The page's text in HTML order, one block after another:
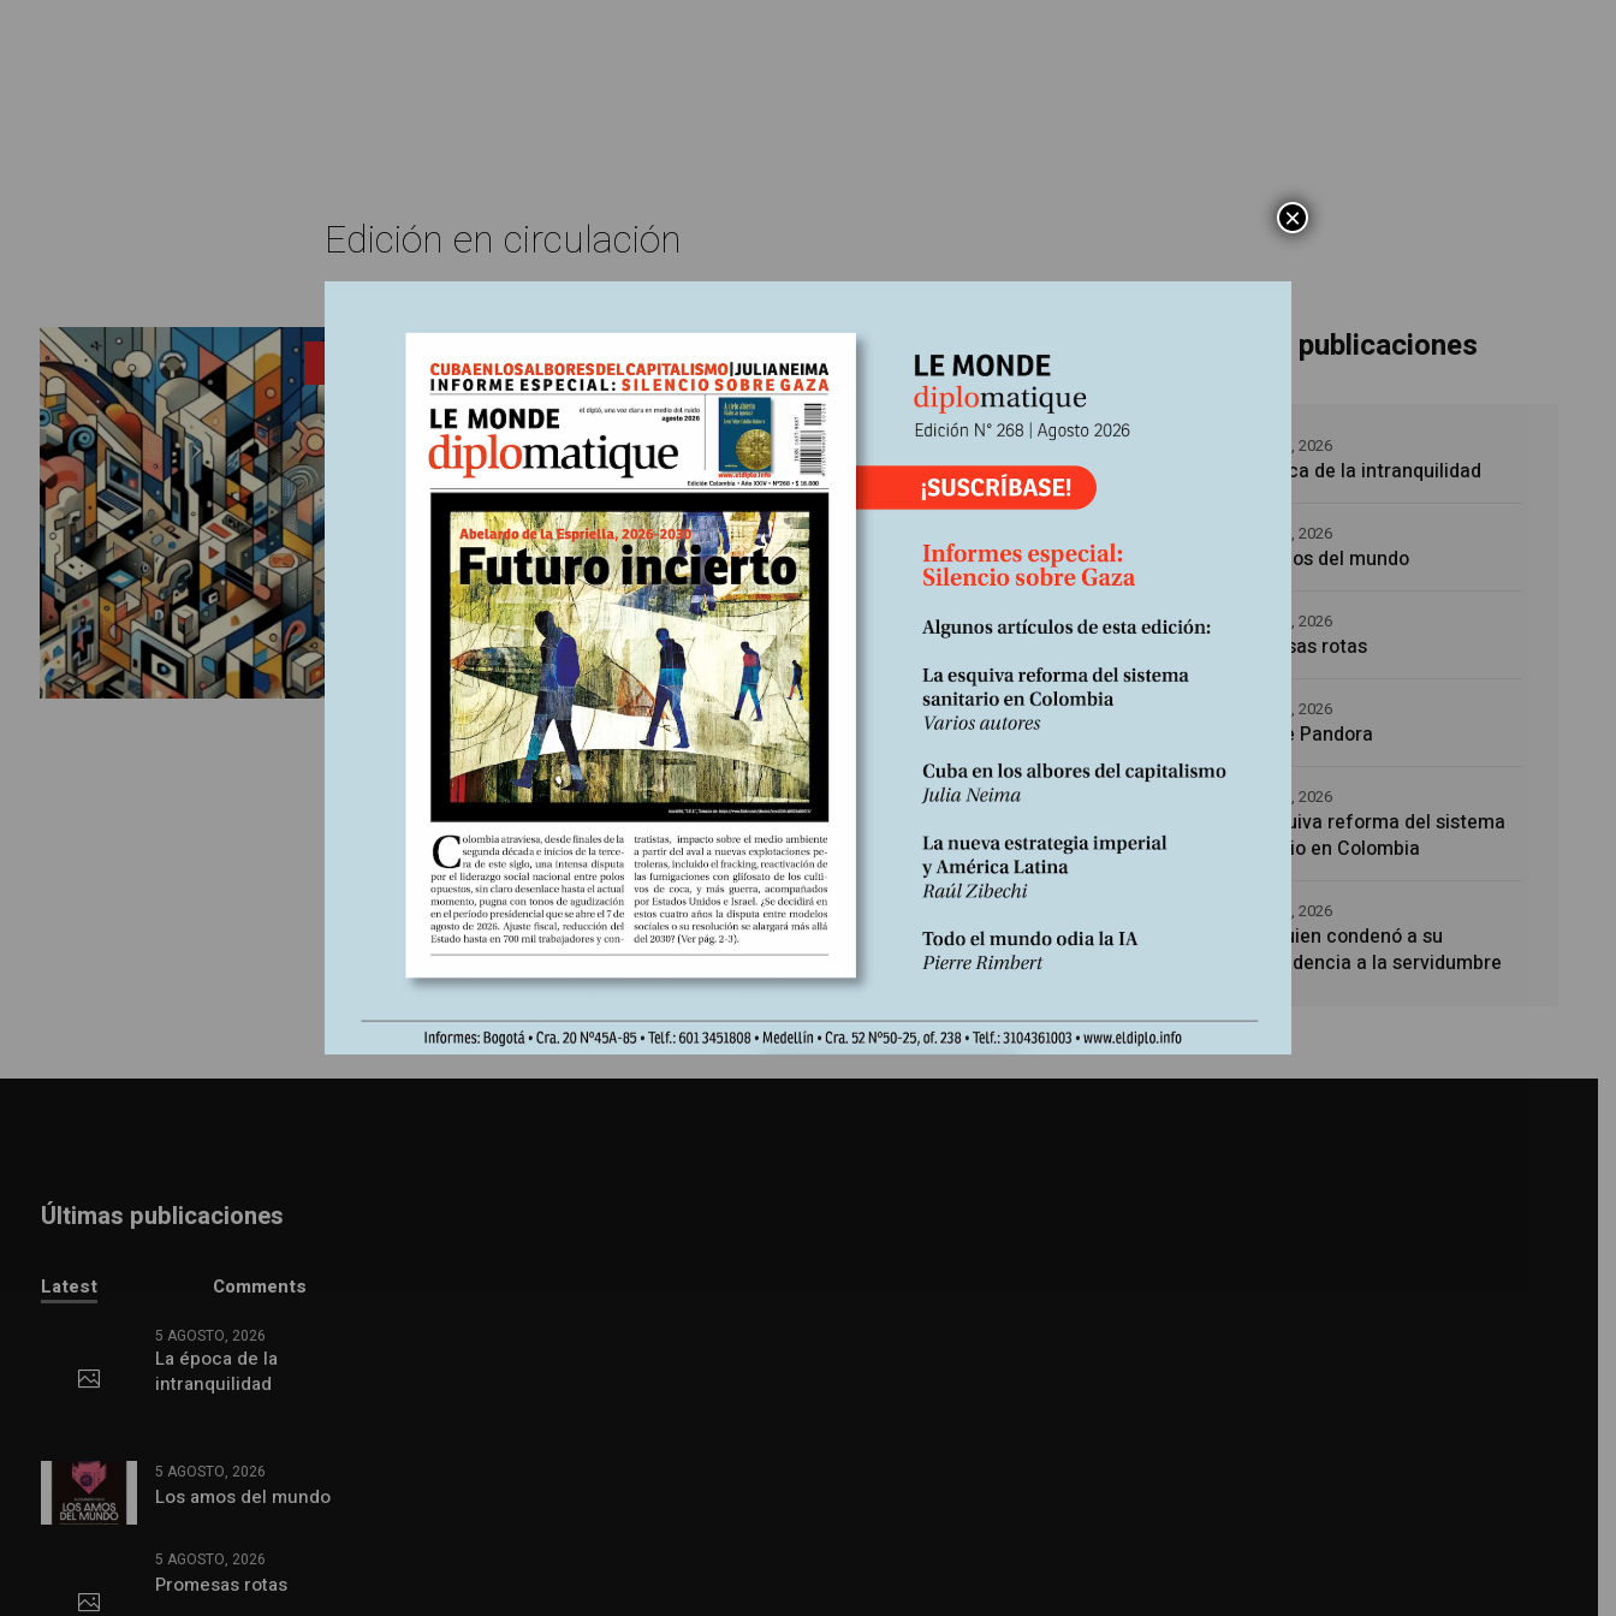
5 noviembre, 2024 Escrito por: V. Chaix, A. Lehuger y Z. Sapey-Triomphe
En Edición N°249
Atrapados en el tecnocapitalismo
Ante el triunfo de la corriente individualista y capitalista de la IA es oportuno recordar
cómo se la concibió en los 80 en la URSS. El debate sobre las alternativas sigue
abierto, aunque Mark Fisher argumentaría que seguimos entrampados en un
“realismo capitalista”. Suscríbase https://libreria.desdeabajo.info/index.php?
route=product/product&product_id=180&search=suscri
Últimas publicaciones
La época de la intranquilidad
5 agosto, 2026
Los amos del mundo
5 agosto, 2026
Promesas rotas
5 agosto, 2026
Caja de Pandora
4 agosto, 2026
La esquiva reforma del sistema
sanitario en Colombia
4 agosto, 2026
Noé, quien condenó a su
descendencia a la servidumbre
4 agosto, 2026
Últimas publicaciones
Latest Comments
5 AGOSTO, 2026
La época de la
intranquilidad
5 AGOSTO, 2026
Los amos del mundo
5 AGOSTO, 2026
Promesas rotas
Edición en circulación ×